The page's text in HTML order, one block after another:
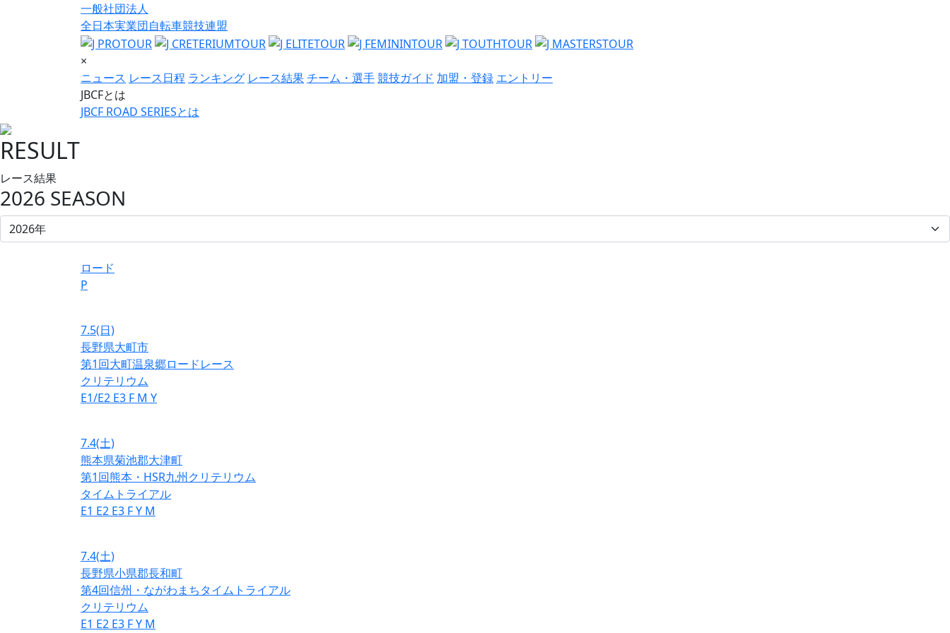
一般社団法人
全日本実業団自転車競技連盟
×
ニュース レース日程 ランキング レース結果チーム・選手競技ガイド 加盟・登録 エントリー
JBCFとは
JBCF ROAD SERIESとは
RESULT
レース結果
2026 SEASON
ロード
P
7.5(日)
長野県大町市
第1回大町温泉郷ロードレース
クリテリウム
E1/E2 E3 F M Y
7.4(土)
熊本県菊池郡大津町
第1回熊本・HSR九州クリテリウム
タイムトライアル
E1 E2 E3 FY M
7.4(土)
長野県小県郡長和町
第4回信州・ながわまちタイムトライアル
クリテリウム
E1 E2 E3 FY M